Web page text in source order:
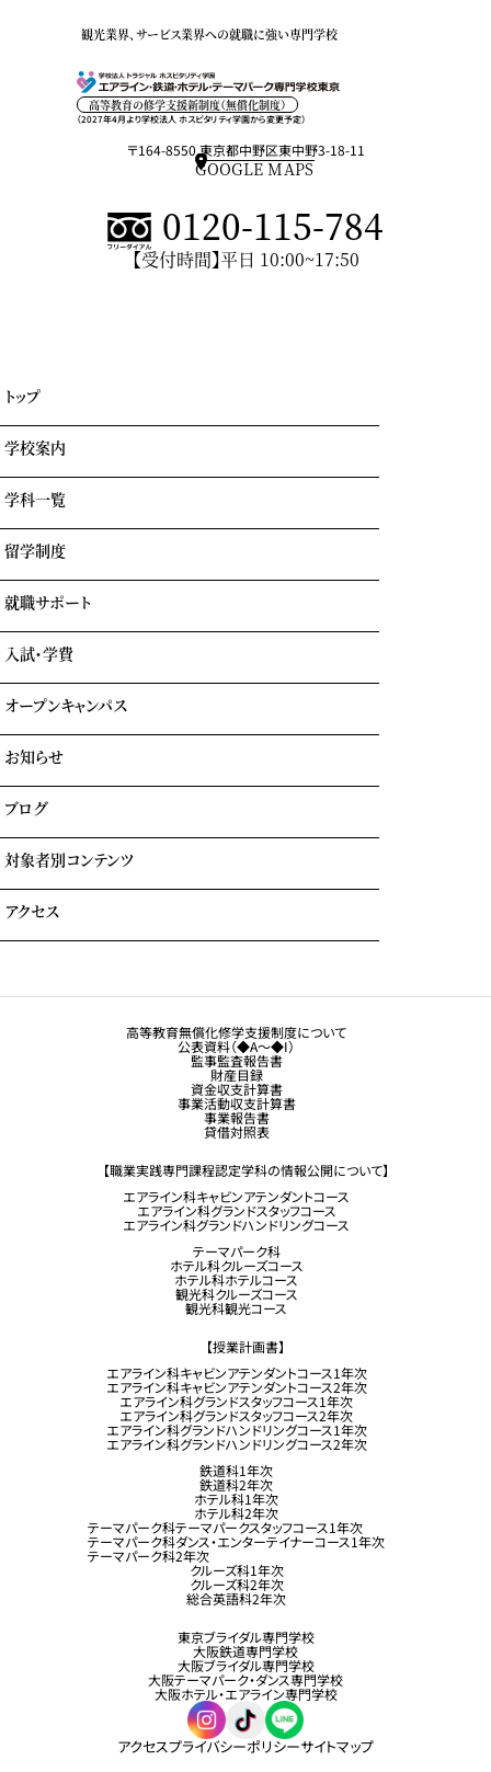
観光業界、サービス業界への就職に強い専門学校
高等教育の修学支援新制度（無償化制度）
（2027年4月より学校法人 ホスピタリティ学園から変更予定）
〒164-8550 東京都中野区東中野3-18-11
GOOGLE MAPS
0120-115-784
【受付時間】平日 10:00~17:50
トップ
学校案内
学園情報・教育理念
リアルな実習室
業界出身の自慢の講師陣
学科一覧
エアライン科
ホテル科
テーマパーク科
留学制度
GOTEMBA ENGLISH CAMP
就職サポート
就職内定実績一覧
入試・学費
学費について
自立進学サポート
各種奨学金・教育ローン・給付金
よくある質問
オープンキャンパス
イベント参加時のサポート
お知らせ
ブログ
対象者別コンテンツ
大学生・社会人の方へ
観光業界 進学ガイドブック
アクセス
高等教育無償化修学支援制度について
公表資料（◆A～◆I）
監事監査報告書
財産目録
資金収支計算書
事業活動収支計算書
事業報告書
貸借対照表
【職業実践専門課程認定学科の情報公開について】
エアライン科キャビンアテンダントコース
エアライン科グランドスタッフコース
エアライン科グランドハンドリングコース
テーマパーク科
ホテル科クルーズコース
ホテル科ホテルコース
観光科クルーズコース
観光科観光コース
【授業計画書】
エアライン科キャビンアテンダントコース1年次
エアライン科キャビンアテンダントコース2年次
エアライン科グランドスタッフコース1年次
エアライン科グランドスタッフコース2年次
エアライン科グランドハンドリングコース1年次
エアライン科グランドハンドリングコース2年次
鉄道科1年次
鉄道科2年次
ホテル科1年次
ホテル科2年次
テーマパーク科テーマパークスタッフコース1年次
テーマパーク科ダンス・エンターテイナーコース1年次
テーマパーク科2年次
クルーズ科1年次
クルーズ科2年次
総合英語科2年次
東京ブライダル専門学校
大阪鉄道専門学校
大阪ブライダル専門学校
大阪テーマパーク・ダンス専門学校
大阪ホテル・エアライン専門学校
アクセスプライバシーポリシーサイトマップ